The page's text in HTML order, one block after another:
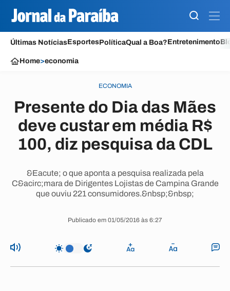
Últimas NotíciasEsportesPolíticaQual a Boa?Entretenimento
Home>economia
ECONOMIA
Presente do Dia das Mães
deve custar em média R$
100, diz pesquisa da CDL
&Eacute; o que aponta a pesquisa realizada pela
C&acirc;mara de Dirigentes Lojistas de Campina Grande
que ouviu 221 consumidores.&nbsp;&nbsp;
Publicado em 01/05/2016 às 6:27